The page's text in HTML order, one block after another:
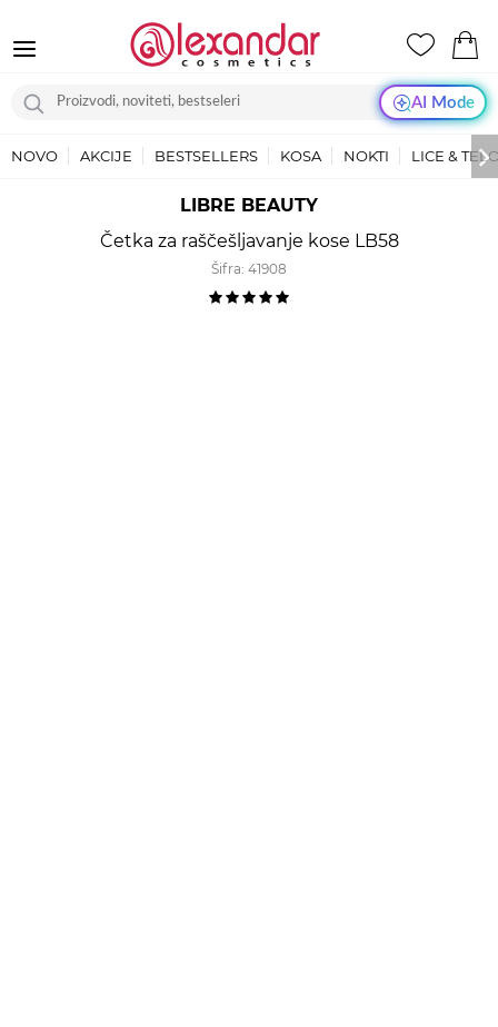
AI Mode
NOVO AKCIJE BESTSELLERS KOSA NOKTI LICE &
LIBRE BEAUTY
Četka za raščešljavanje kose LB58
Šifra: 41908